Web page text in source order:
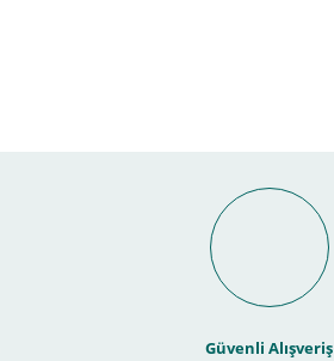
Güvenli Alışveriş